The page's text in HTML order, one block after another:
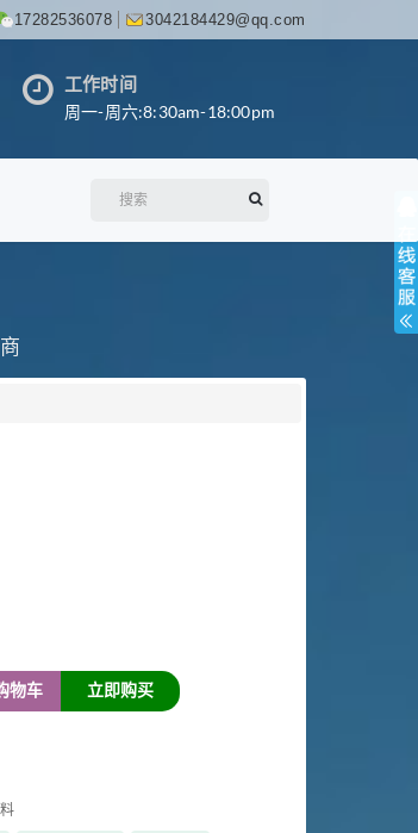
17282536078 3042184429@qq.com
工作时间
周一-周六:8:30am-18:00pm
物车 立即购买